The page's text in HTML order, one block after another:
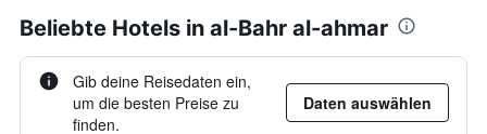
Beliebte Hotels in al-Bahr al-ahmar
Gib deine Reisedaten ein,
um die besten Preise zu
finden.
Daten auswählen